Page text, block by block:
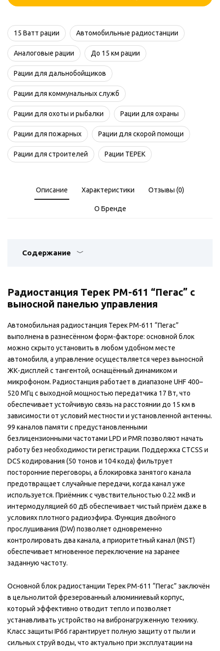
15 Ватт рации Автомобильные радиостанции
Аналоговые рации До 15 км рации
Рации для дальнобойщиков
Рации для коммунальных служб
Рации для охоты и рыбалки Рации для охраны
Рации для пожарных Рации для скорой помощи
Рации для строителей Рации ТЕРЕК
Описание Характеристики Отзывы (0)
О Бренде
Содержание
Радиостанция Терек РМ-611 “Пегас” с
выносной панелью управления
Автомобильная радиостанция Терек РМ-611 “Пегас”
выполнена в разнесённом форм-факторе: основной блок
можно скрыто установить в любом удобном месте
автомобиля, а управление осуществляется через выносной
ЖК-дисплей с тангентой, оснащённый динамиком и
микрофоном. Радиостанция работает в диапазоне UHF 400–
520 МГц с выходной мощностью передатчика 17 Вт, что
обеспечивает устойчивую связь на расстоянии до 15 км в
зависимости от условий местности и установленной антенны.
99 каналов памяти с предустановленными
безлицензионными частотами LPD и PMR позволяют начать
работу без необходимости регистрации. Поддержка CTCSS и
DCS кодирования (50 тонов и 104 кода) фильтрует
посторонние переговоры, а блокировка занятого канала
предотвращает случайные передачи, когда канал уже
используется. Приёмник с чувствительностью 0.22 мкВ и
интермодуляцией 60 дБ обеспечивает чистый приём даже в
условиях плотного радиоэфира. Функция двойного
прослушивания (DW) позволяет одновременно
контролировать два канала, а приоритетный канал (INST)
обеспечивает мгновенное переключение на заранее
заданную частоту.
Основной блок радиостанции Терек РМ-611 “Пегас” заключён
в цельнолитой фрезерованный алюминиевый корпус,
который эффективно отводит тепло и позволяет
устанавливать устройство на вибронагруженную технику.
Класс защиты IP66 гарантирует полную защиту от пыли и
сильных струй воды, что актуально при эксплуатации на